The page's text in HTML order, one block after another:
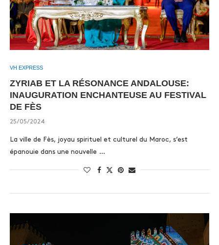
VH EXPRESS
ZYRIAB ET LA RÉSONANCE ANDALOUSE:
INAUGURATION ENCHANTEUSE AU FESTIVAL
DE FÈS
25/05/2024
La ville de Fès, joyau spirituel et culturel du Maroc, s’est
épanouie dans une nouvelle …